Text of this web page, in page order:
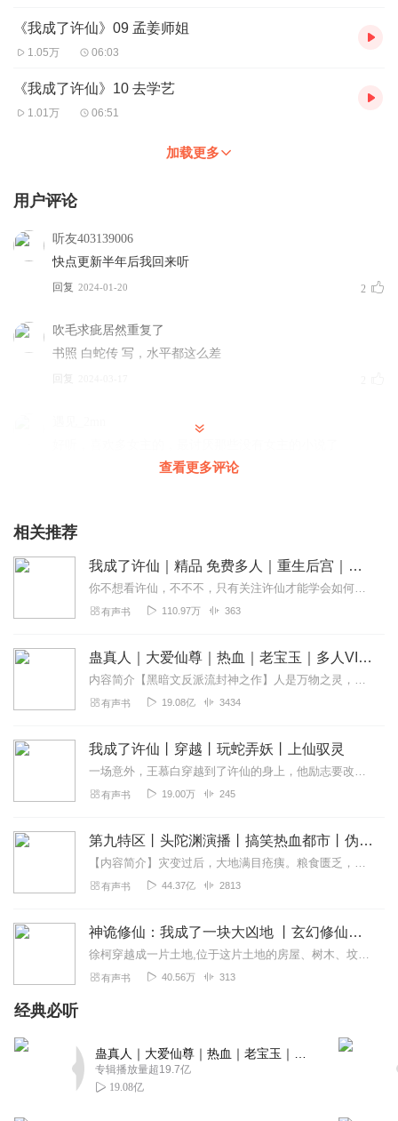
《我成了许仙》09 孟姜师姐
1.05万 06:03
《我成了许仙》10 去学艺
1.01万 06:51
加载更多
用户评论
听友403139006
快点更新半年后我回来听
回复 2024-01-20 2
吹毛求疵居然重复了
书照 白蛇传 写，水平都这么差
回复
诶呦，这书可以啊！车速可以，主播声音也可以。这白素贞
咋这么好听呢～哦！原来是我呀！哈哈哈哈哈哈
2024-01-12
确定这不是傻子是正常人？之前才在阴间发了心魔誓言不得
说出阴间所发生的任何事，转头就跟观音啥都说了，然后又
才刚打完高俅儿子，转头又把自己名字传扬出去，一点也不
顾自己姐姐姐夫安危，作者小学生吧？一点人情世故都不
2024-04-21
黎影丶
2024-04-09 3
4bwqsr4sg120ascwzmqi
2024-03-21
被遗忘的幻想
一般般，神话弄得很混乱，听到后面很郁闷。主要是对女人
2024-05-17
Reder喜马
小学生水平臆想文 主播团队很不错，期待你们更优秀的作
查看更多评论
相关推荐
我成了许仙｜精品 免费多人｜重生后宫｜爆笑玄幻
你不想看许仙，不不不，只有关注许仙才能学会如何睡蛇。
有声书 110.97万 363
蛊真人｜大爱仙尊｜热血｜老宝玉｜多人VIP免费有声剧
内容简介【黑暗文反派流封神之作】人是万物之灵，蛊是天地真精。一个穿越者不断重生的故事。一个养蛊、炼蛊、用蛊的奇特世界。配音组（男角色）老宝玉旁白...
有声书 19.08亿 3434
我成了许仙丨穿越丨玩蛇弄妖丨上仙驭灵
一场意外，王慕白穿越到了许仙的身上，他励志要改变许仙的宿命
有声书 19.00万 245
第九特区丨头陀渊演播丨搞笑热血都市丨伪戒丨VIP免费多人有声剧
【内容简介】灾变过后，大地满目疮痍。粮食匮乏，资源紧俏，局势混乱……一位从待规划区杀出来的青年，背对着漫天黄沙，孤身来到九区谋生，却不曾想偶然结识三五好友，一念...
有声书 44.37亿 2813
神诡修仙：我成了一块大凶地 丨玄幻修仙丨神鬼妖魔丨穿越修仙丨恩怨情仇丨斩妖诛魔
徐柯穿越成一片土地,位于这片土地的房屋、树木、坟墓等等一切事物，都是归他所属
有声书 40.56万 313
经典必听
专辑播放量超19.7亿
19.08亿